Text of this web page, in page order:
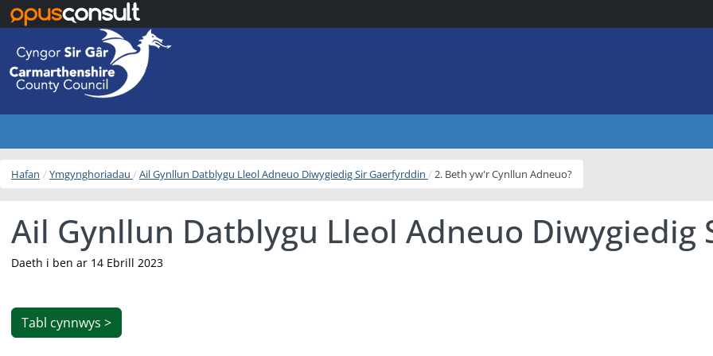
Hafan Ymgynghoriadau Ail Gynllun Datblygu Lleol Adneuo Diwygiedig Sir Gaerfyrddin 2. Beth yw'r Cynllun Adneuo?
Ail Gynllun Datblygu Lleol Adneuo Diwygiedig
Daeth i ben ar 14 Ebrill 2023
Tabl cynnwys >